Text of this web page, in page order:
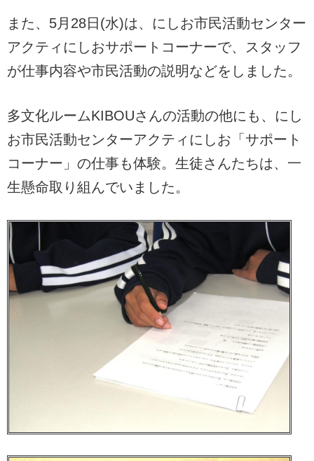
また、5月28日(水)は、にしお市民活動センター
アクティにしおサポートコーナーで、スタッフ
が仕事内容や市民活動の説明などをしました。
多文化ルームKIBOUさんの活動の他にも、にし
お市民活動センターアクティにしお「サポート
コーナー」の仕事も体験。生徒さんたちは、一
生懸命取り組んでいました。